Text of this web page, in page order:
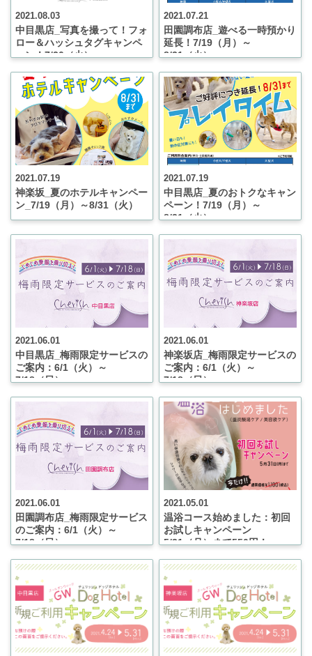
2021.08.03
中目黒店_写真を撮って！フォ
ロー＆ハッシュタグキャンペ
ーン！7/20（火）～
2021.07.21
田園調布店_遊べる一時預かり
延長！7/19（月）～
8/31（火）
2021.07.19
神楽坂_夏のホテルキャンペー
ン_7/19（月）～8/31（火）
2021.07.19
中目黒店_夏のおトクなキャン
ペーン！7/19（月）～
8/31（火）
2021.06.01
中目黒店_梅雨限定サービスの
ご案内：6/1（火）～
7/18（日）
2021.06.01
神楽坂店_梅雨限定サービスの
ご案内：6/1（火）～
7/18（日）
2021.06.01
田園調布店_梅雨限定サービス
のご案内：6/1（火）～
7/18（日）
2021.05.01
温浴コース始めました：初回
お試しキャンペーン
5/31（月）まで550円！